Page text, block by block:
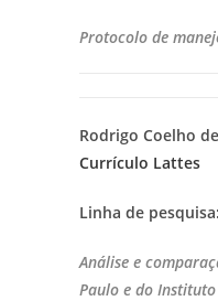
Protocolo de
Rodrigo Coelho
Currículo Lattes
Linha de pesquisa:
Análise e
Paulo e do Instituto